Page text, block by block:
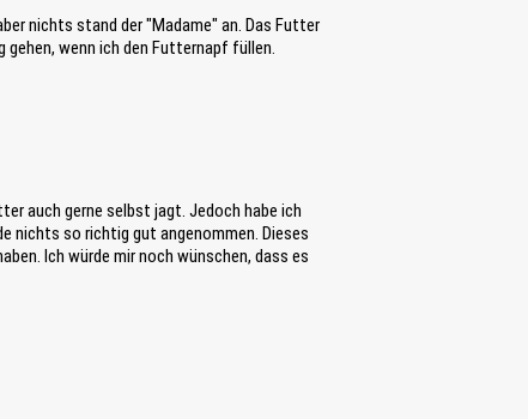
nichts stand der "Madame" an. Das Futter
gehen, wenn ich den Futternapf füllen.
auch gerne selbst jagt. Jedoch habe ich
nichts so richtig gut angenommen. Dieses
Ich würde mir noch wünschen, dass es